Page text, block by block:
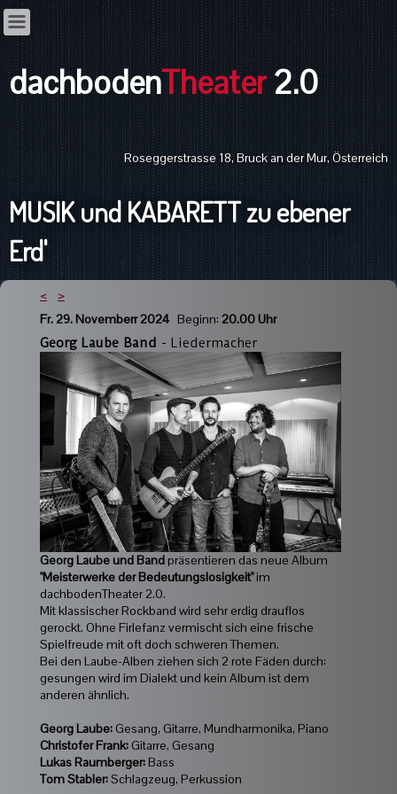
dachbodenTheater2.0
Roseggerstrasse 18, Bruck an der Mur, Österreich
MUSIK und KABARETT zu ebener
Erd'
<
>
Fr.29. Novemberr 2024 Beginn: 20.00 Uhr
Georg Laube Band - Liedermacher
Georg Laube und Bandpräsentieren das neue Album
"Meisterwerke der Bedeutungslosigkeit"im
dachbodenTheater 2.0.
Mit klassischer Rockband wird sehr erdig drauflos
gerockt. Ohne Firlefanz vermischt sich eine frische
Spielfreude mit oft doch schweren Themen.
Bei den Laube-Alben ziehen sich 2 rote Fäden durch:
gesungen wird im Dialekt und kein Album ist dem
anderen ähnlich.
Georg Laube:Gesang, Gitarre, Mundharmonika, Piano
Christofer Frank: Gitarre, Gesang
Lukas Raumberger:Bass
Tom Stabler:Schlagzeug, Perkussion